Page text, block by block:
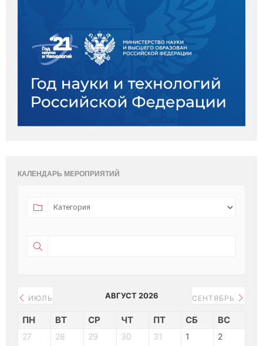
КАЛЕНДАРЬ МЕРОПРИЯТИЙ
ИЮЛЬ АВГУСТ 2026 СЕНТЯБРЬ
ПН ВТ СР ЧТ ПТ СБ ВС
27 28 29 30 31 1 2